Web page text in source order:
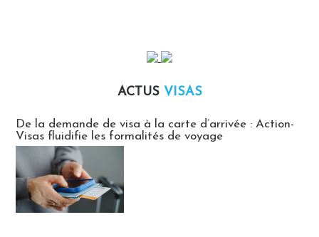
ACTUS VISAS
De la demande de visa à la carte d’arrivée : Action-
Visas fluidifie les formalités de voyage